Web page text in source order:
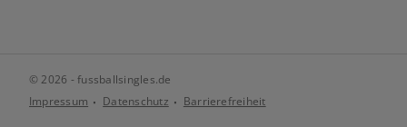
© 2026 - fussballsingles.de
Impressum
Datenschutz Barrierefreiheit